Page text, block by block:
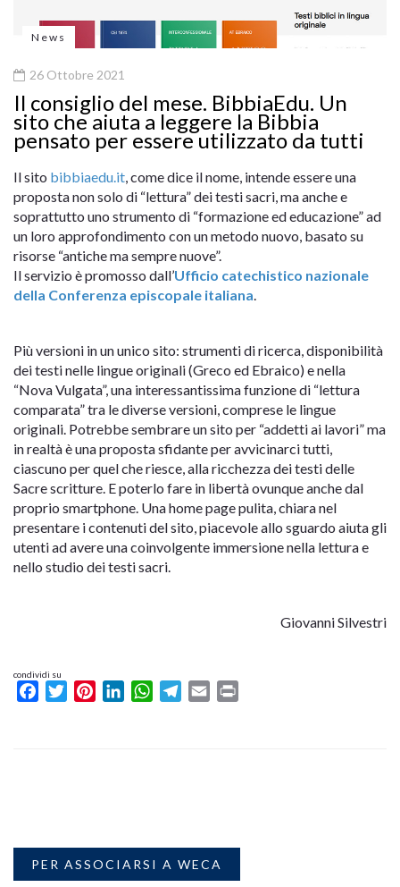
News
26 Ottobre 2021
Il consiglio del mese. BibbiaEdu. Un
sito che aiuta a leggere la Bibbia
pensato per essere utilizzato da tutti
Il sito bibbiaedu.it, come dice il nome, intende essere una
proposta non solo di “lettura” dei testi sacri, ma anche e
soprattutto uno strumento di “formazione ed educazione” ad
un loro approfondimento con un metodo nuovo, basato su
risorse “antiche ma sempre nuove”.
Il servizio è promosso dall’Ufficio catechistico nazionale
della Conferenza episcopale italiana.
Più versioni in un unico sito: strumenti di ricerca, disponibilità
dei testi nelle lingue originali (Greco ed Ebraico) e nella
“Nova Vulgata”, una interessantissima funzione di “lettura
comparata” tra le diverse versioni, comprese le lingue
originali. Potrebbe sembrare un sito per “addetti ai lavori” ma
in realtà è una proposta sfidante per avvicinarci tutti,
ciascuno per quel che riesce, alla ricchezza dei testi delle
Sacre scritture. E poterlo fare in libertà ovunque anche dal
proprio smartphone. Una home page pulita, chiara nel
presentare i contenuti del sito, piacevole allo sguardo aiuta gli
utenti ad avere una coinvolgente immersione nella lettura e
nello studio dei testi sacri.
Giovanni Silvestri
condividi su
FacebookTwitterPinterestLinkedInWhatsAppTelegram
Email
PER ASSOCIARSI A WECA